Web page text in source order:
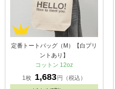
定番トートバッグ（M）【白プリ
ントあり】
コットン 12oz
1枚 1,683円（税込）